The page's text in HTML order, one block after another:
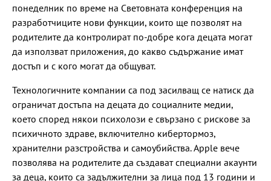
понеделник по време на Световната конференция на
разработчиците нови функции, които ще позволят на
родителите да контролират по-добре кога децата могат
да използват приложения, до какво съдържание имат
достъп и с кого могат да общуват.
Технологичните компании са под засилващ се натиск да
ограничат достъпа на децата до социалните медии,
което според някои психолози е свързано с рискове за
психичното здраве, включително кибертормоз,
хранителни разстройства и самоубийства. Apple вече
позволява на родителите да създават специални акаунти
за деца, които са задължителни за лица под 13 години и